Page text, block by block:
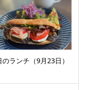
のランチ（9月23日）